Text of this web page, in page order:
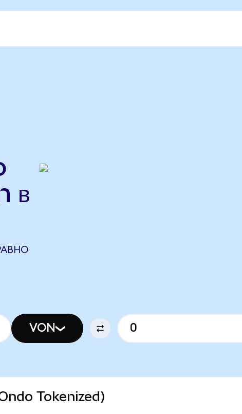
в
VON
Tokenized)